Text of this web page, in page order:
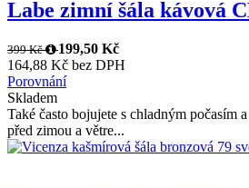
Labe zimní šála kávová
399 Kč
199,50 Kč
164,88 Kč bez DPH
Porovnání
Skladem
Také často bojujete s chladným počasím
před zimou a větre...